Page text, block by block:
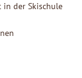
der Skischule